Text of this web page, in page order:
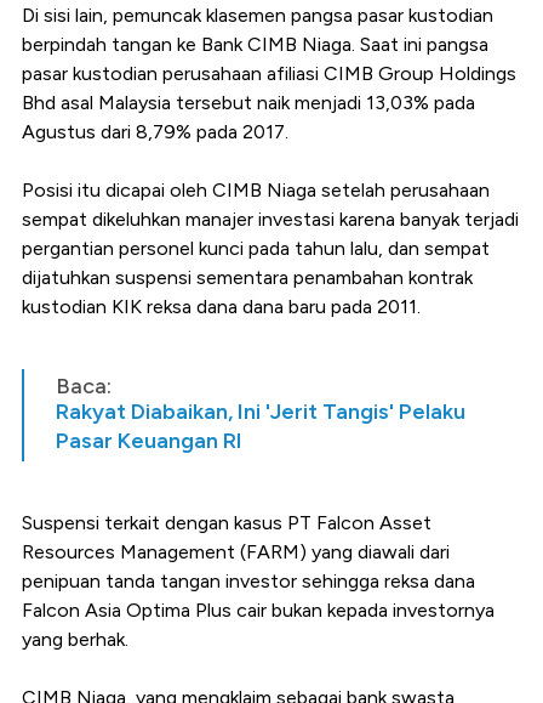
Di sisi lain, pemuncak klasemen pangsa pasar kustodian
berpindah tangan ke Bank CIMB Niaga. Saat ini pangsa
pasar kustodian perusahaan afiliasi CIMB Group Holdings
Bhd asal Malaysia tersebut naik menjadi 13,03% pada
Agustus dari 8,79% pada 2017.
Posisi itu dicapai oleh CIMB Niaga setelah perusahaan
sempat dikeluhkan manajer investasi karena banyak terjadi
pergantian personel kunci pada tahun lalu, dan sempat
dijatuhkan suspensi sementara penambahan kontrak
kustodian KIK reksa dana dana baru pada 2011.
Baca:
Rakyat Diabaikan, Ini 'Jerit Tangis' Pelaku
Pasar Keuangan RI
Suspensi terkait dengan kasus PT Falcon Asset
Resources Management (FARM) yang diawali dari
penipuan tanda tangan investor sehingga reksa dana
Falcon Asia Optima Plus cair bukan kepada investornya
yang berhak.
CIMB Niaga, yang mengklaim sebagai bank swasta